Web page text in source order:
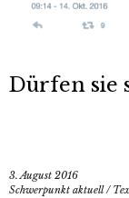
Dürfen sie
3. August 2016
Schwerpunkt aktuell/